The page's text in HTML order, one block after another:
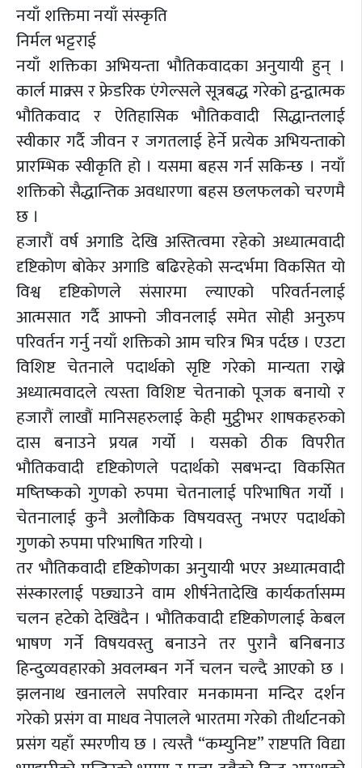
नयाँ शक्तिमा नयाँ संस्कृति
निर्मल भट्टराई
नयाँ शक्तिका अभियन्ता भौतिकवादका अनुयायी हुन् ।
कार्ल माक्र्स र फ्रेडरिक एंगेल्सले सूत्रबद्ध गरेको द्वन्द्वात्मक
भौतिकवाद र ऐतिहासिक भौतिकवादी सिद्धान्तलाई
स्वीकार गर्दै जीवन र जगतलाई हेर्ने प्रत्येक अभियन्ताको
प्रारम्भिक स्वीकृति हो । यसमा बहस गर्न सकिन्छ । नयाँ
शक्तिको सैद्धान्तिक अवधारणा बहस छलफलको चरणमै
छ ।
हजारौं वर्ष अगाडि देखि अस्तित्वमा रहेको अध्यात्मवादी
दृष्टिकोण बोकेर अगाडि बढिरहेको सन्दर्भमा विकसित यो
विश्व दृष्टिकोणले संसारमा ल्याएको परिवर्तनलाई
आत्मसात गर्दै आफ्नो जीवनलाई समेत सोही अनुरुप
परिवर्तन गर्नु नयाँ शक्तिको आम चरित्र भित्र पर्दछ । एउटा
विशिष्ट चेतनाले पदार्थको सृष्टि गरेको मान्यता राख्ने
अध्यात्मवादले त्यस्ता विशिष्ट चेतनाको पूजक बनायो र
हजारौं लाखौं मानिसहरुलाई केही मुट्ठीभर शाषकहरुको
दास बनाउने प्रयत्न गर्यो । यसको ठीक विपरीत
भौतिकवादी दृष्टिकोणले पदार्थको सबभन्दा विकसित
मष्तिष्कको गुणको रुपमा चेतनालाई परिभाषित गर्यो ।
चेतनालाई कुनै अलौकिक विषयवस्तु नभएर पदार्थको
गुणको रुपमा परिभाषित गरियो ।
तर भौतिकवादी दृष्टिकोणका अनुयायी भएर अध्यात्मवादी
संस्कारलाई पछ्याउने वाम शीर्षनेतादेखि कार्यकर्तासम्म
चलन हटेको देखिंदैन । भौतिकवादी दृष्टिकोणलाई केबल
भाषण गर्ने विषयवस्तु बनाउने तर पुरानै बनिबनाउ
हिन्दुव्यवहारको अवलम्बन गर्ने चलन चल्दै आएको छ ।
झलनाथ खनालले सपरिवार मनकामना मन्दिर दर्शन
गरेको प्रसंग वा माधव नेपालले भारतमा गरेको तीर्थाटनको
प्रसंग यहाँ स्मरणीय छ । त्यस्तै “कम्युनिष्ट” राष्टपति विद्या